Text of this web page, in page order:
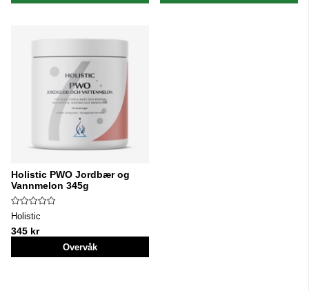
Holistic PWO Jordbær og
Vannmelon 345g
Holistic
345 kr
Overvåk